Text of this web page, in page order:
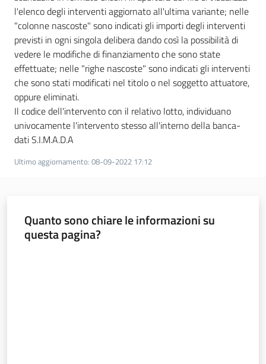
l'elenco degli interventi aggiornato all'ultima variante; nelle
"colonne nascoste" sono indicati gli importi degli interventi
previsti in ogni singola delibera dando così la possibilità di
vedere le modifiche di finanziamento che sono state
effettuate; nelle "righe nascoste" sono indicati gli interventi
che sono stati modificati nel titolo o nel soggetto attuatore,
oppure eliminati.
Il codice dell'intervento con il relativo lotto, individuano
univocamente l'intervento stesso all'interno della banca-
dati S.I.M.A.D.A
Ultimo aggiornamento: 08-09-2022 17:12
Quanto sono chiare le informazioni su
questa pagina?